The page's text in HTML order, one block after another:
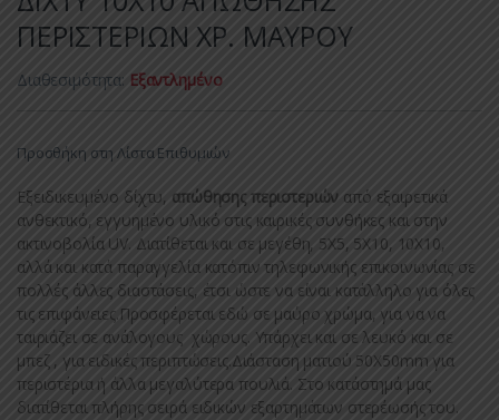
ΠΕΡΙΣΤΕΡΙΩΝ ΧΡ. ΜΑΥΡΟΥ
Διαθεσιμότητα: Εξαντλημένο
Προσθήκη στη Λίστα Επιθυμιών
Εξειδικευμένο δίχτυ, απώθησης περιστεριών από εξαιρετικά
ανθεκτικό, εγγυημένο υλικό στις καιρικές συνθήκες και στην
ακτινοβολία UV. Διατίθεται και σε μεγέθη, 5Χ5, 5Χ10, 10Χ10,
αλλά και κατά παραγγελία κατόπιν τηλεφωνικής επικοινωνίας σε
πολλές άλλες διαστάσεις, έτσι ώστε να είναι κατάλληλο για όλες
τις επιφάνειες.Προσφέρεται εδώ σε μαύρο χρώμα, για να να
ταιριάζει σε ανάλογους χώρους. Υπάρχει και σε λευκό και σε
μπεζ , για ειδικές περιπτώσεις.Διάσταση ματιού 50Χ50mm για
περιστέρια ή άλλα μεγαλύτερα πουλιά. Στο κατάστημά μας
διατίθεται πλήρης σειρά ειδικών εξαρτημάτων στερέωσής του.